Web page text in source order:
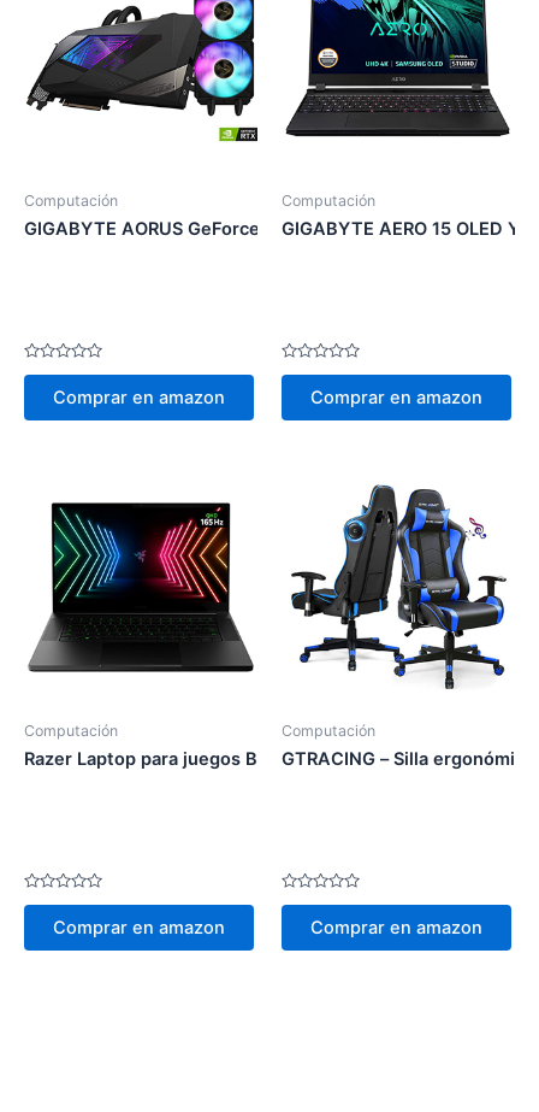
Computación
GIGABYTE AORUS GeForce RTX 3090 Xtreme
Valorado
de
Comprar en amazon
Computación
GIGABYTE AERO 15 OLED YD
Valorado
de
Comprar en amazon
Computación
Razer Laptop para juegos Blade 15
Valorado
de
Comprar en amazon
Computación
GTRACING – Silla
Valorado
de
Comprar en amazon